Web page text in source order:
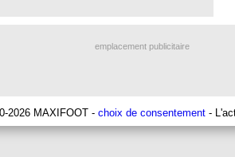
emplacement publicitaire
2026 MAXIFOOT - choix de consentement -